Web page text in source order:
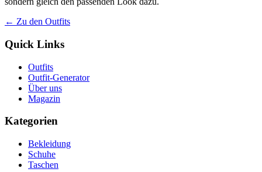
← Zu den Outfits
Quick Links
Outfits
Outfit-Generator
Über uns
Magazin
Kategorien
Bekleidung
Schuhe
Taschen